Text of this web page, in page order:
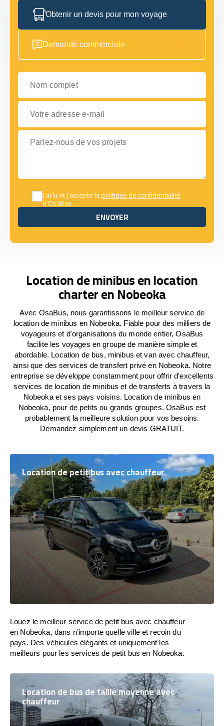
Obtenir un devis pour mon voyage
Demande commerciale
Nom complet
Votre adresse e-mail
Parlez-nous de vos projets
J’ai lu et j’accepte lapolitique de confidentialité
d’OsaBus.
ENVOYER
ENVOYER
Location de minibus en location
charter en Nobeoka
Avec OsaBus, nous garantissons le meilleur service de
location de minibus en Nobeoka. Fiable pour des milliers de
voyageurs et d'organisations du monde entier, OsaBus
facilite les voyages en groupe de manière simple et
abordable. Location de bus, minibus et van avec chauffeur,
ainsi que des services de transfert privé en Nobeoka. Notre
entreprise se développe constamment pour offrir d'excellents
services de location de minibus et de transferts à travers la
Nobeoka et ses pays voisins. Location de minibus en
Nobeoka, pour de petits ou grands groupes. OsaBus est
probablement la meilleure solution pour vos besoins.
Demandez simplement un devis GRATUIT.
Location de petit bus avec chauffeur
Louez le meilleur service de petit bus avec chauffeur
en Nobeoka, dans n’importe quelle ville et recoin du
pays. Des véhicules élégants et uniquement les
meilleurs pour les services de petit bus en Nobeoka.
Location de bus de taille moyenne avec
chauffeur